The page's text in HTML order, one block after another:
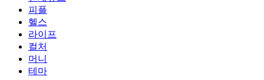
피플
헬스
라이프
컬처
머니
테마